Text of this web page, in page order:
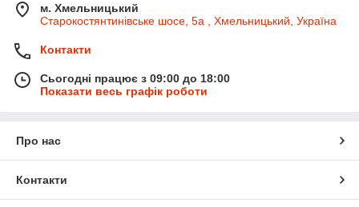
м. Хмельницький
Старокостянтинівське шосе, 5а , Хмельницький, Україна
Контакти
Сьогодні працює з 09:00 до 18:00
Показати весь графік роботи
Про нас
Контакти